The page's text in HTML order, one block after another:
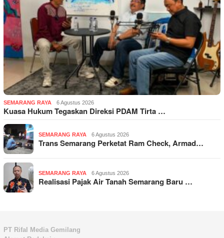
SEMARANG RAYA 6 Agustus 2026
Kuasa Hukum Tegaskan Direksi PDAM Tirta …
SEMARANG RAYA 6 Agustus 2026
Trans Semarang Perketat Ram Check, Armad…
SEMARANG RAYA 6 Agustus 2026
Realisasi Pajak Air Tanah Semarang Baru …
PT Rifal Media Gemilang